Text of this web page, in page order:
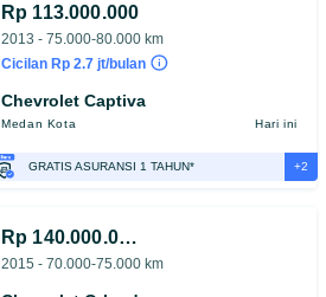
Rp 113.000.000
2013 - 75.000-80.000 km
Cicilan Rp 2.7 jt/bulan
Chevrolet Captiva
Medan Kota Hari ini
GRATIS ASURANSI 1 TAHUN* +2
Rp 140.000.000
2015 - 70.000-75.000 km